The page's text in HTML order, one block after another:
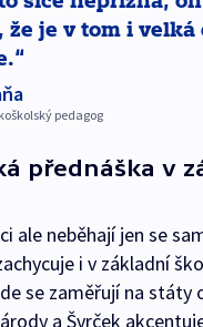
že je v tom i velká
pedagog
přednáška v
ale neběhají jen se
i v základní
se zaměřují na státy
a Švrček